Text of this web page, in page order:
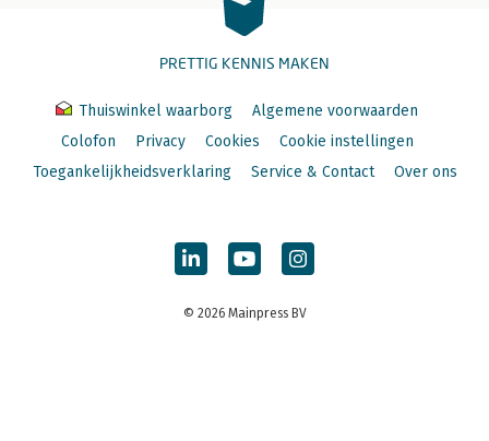
PRETTIG KENNIS MAKEN
Thuiswinkel waarborg
Algemene voorwaarden
Colofon
Privacy Cookies
Cookie instellingen
Toegankelijkheidsverklaring
Service & Contact Over ons
© 2026 Mainpress BV